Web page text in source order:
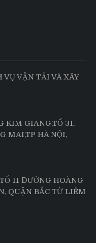
VỤ VẬN TẢI VÀ XÂY
KIM GIANG,TỔ 31,
MAI,TP HÀ NỘI,
11 ĐƯỜNG HOÀNG
QUẬN BẮC TỪ LIÊM